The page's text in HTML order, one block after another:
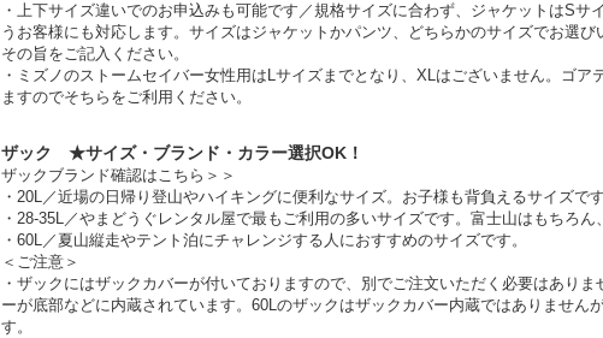
・上下サイズ違いでのお申込みも可能です／規格サイズに合わず、ジャケットはSサ
うお客様にも対応します。サイズはジャケットかパンツ、どちらかのサイズでお選
その旨をご記入ください。
・ミズノのストームセイバー女性用はLサイズまでとなり、XLはございません。ゴ
ますのでそちらをご利用ください。
ザック ★サイズ・ブランド・カラー選択OK！
ザックブランド確認はこちら＞＞
・20L／近場の日帰り登山やハイキングに便利なサイズ。お子様も背負えるサイズです
・28-35L／やまどうぐレンタル屋で最もご利用の多いサイズです。富士山はもちろん
・60L／夏山縦走やテント泊にチャレンジする人におすすめのサイズです。
＜ご注意＞
・ザックにはザックカバーが付いておりますので、別でご注文いただく必要はあり
ーが底部などに内蔵されています。60Lのザックはザックカバー内蔵ではありません
す。